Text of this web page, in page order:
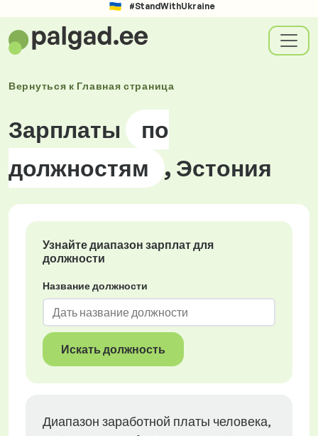
#StandWithUkraine
Вернуться к Главная страница
Зарплаты
по
должностям
, Эстония
Узнайте диапазон зарплат для
должности
Название должности
Искать должность
Диапазон заработной платы человека,